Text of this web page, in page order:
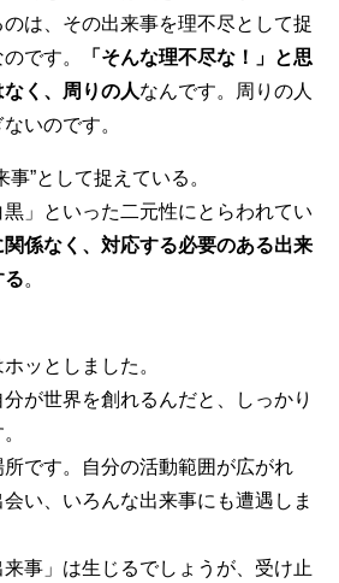
は、その出来事を理不尽として捉
です。
「そんな理不尽な！」と思
く、周りの人 なんです。周りの人
いのです。
”として捉えている。
」といった二元性にとらわれてい
関係なく、対応する必要のある出来
る
ッとしました。
が世界を創れるんだと、しっかり
です。自分の活動範囲が広がれ
い、いろんな出来事にも遭遇しま
事」は生じるでしょうが、受け止